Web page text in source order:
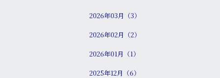
2026年03月（3）
2026年02月（2）
2026年01月（1）
2025年12月（6）